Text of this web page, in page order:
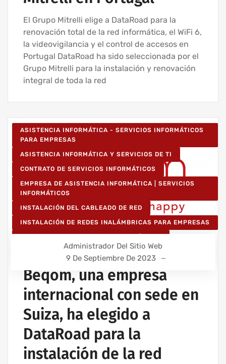
El Grupo Mitrelli elige a DataRoad para la
renovación total de la red informática, el WiFi 6,
la videovigilancia y el control de accesos en
Portugal DataRoad ha sido seleccionada por el
Grupo Mitrelli para la instalación y renovación
integral de toda la red
ASISTENCIA INFORMÁTICA - SERVICIOS INFORMÁTICOS
PARA EMPRESAS
ASISTENCIA INFORMÁTICA Y SERVICIOS DE TI
CONTRATO DE SERVICIOS INFORMÁTICOS
EMPRESA DE ASISTENCIA INFORMÁTICA | SERVICIOS
INFORMÁTICOS
INSTALACIÓN DEL CABLEADO DE RED
INSTALACIÓN DE REDES INALÁMBRICAS PARA EMPRESAS
Administrador Del Sitio Web
9 De Septiembre De 2023
Beqom, una empresa
internacional con sede en
Suiza, ha elegido a
DataRoad para la
instalación de la red